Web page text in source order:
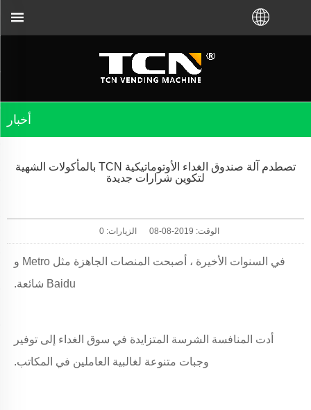
أخبار
تصطدم آلة صندوق الغداء الأوتوماتيكية TCN بالمأكولات الشهية
لتكوين شرارات جديدة
الوقت: 2019-08-08 الزيارات:0
في السنوات الأخيرة ، أصبحت المنصات الجاهزة مثل Metro و
Baidu شائعة.
أدت المنافسة الشرسة المتزايدة في سوق الغداء إلى توفير
وجبات متنوعة لغالبية العاملين في المكاتب.